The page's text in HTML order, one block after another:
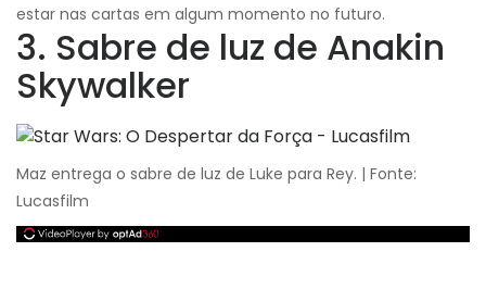
estar nas cartas em algum momento no futuro.
3. Sabre de luz de Anakin
Skywalker
Maz entrega o sabre de luz de Luke para Rey. | Fonte:
Lucasfilm